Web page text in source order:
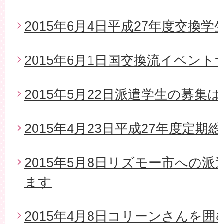
2015年6月4日平成27年度交換
2015年6月1日国交換流イベン
2015年5月22日派遣学生の募集
2015年4月23日平成27年度定期
2015年5月8日リズモー市への
ます
2015年4月8日コリーンさんを